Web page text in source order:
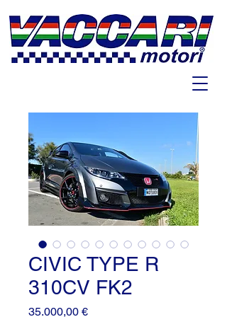
CIVIC TYPE R
310CV FK2
35.000,00 €Prezzo